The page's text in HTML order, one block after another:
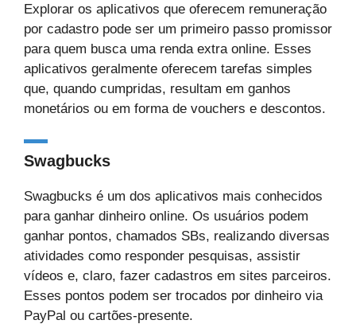
Explorar os aplicativos que oferecem remuneração
por cadastro pode ser um primeiro passo promissor
para quem busca uma renda extra online. Esses
aplicativos geralmente oferecem tarefas simples
que, quando cumpridas, resultam em ganhos
monetários ou em forma de vouchers e descontos.
Swagbucks
Swagbucks é um dos aplicativos mais conhecidos
para ganhar dinheiro online. Os usuários podem
ganhar pontos, chamados SBs, realizando diversas
atividades como responder pesquisas, assistir
vídeos e, claro, fazer cadastros em sites parceiros.
Esses pontos podem ser trocados por dinheiro via
PayPal ou cartões-presente.